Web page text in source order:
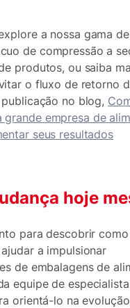
a nossa gama de
de compressão a
produtos, ou saiba
o fluxo de retorno
no blog,
grande empresa de
seus resultados
hoje
para descobrir
a impulsionar
de embalagens de
equipe de
orientá-lo na